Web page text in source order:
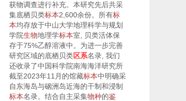
获物调查进行补充。本研究先后共采
集底栖贝类标本2,600余份。所有标
本均存放于中山大学地理科学与规划
学院生物地理学标本室, 贝类活体保
存于75%乙醇溶液中。为进一步完善
研究区域的底栖贝类区系名录, 我们
还收录了中国科学院南海海洋研究所
截至2023年11月的馆藏标本中明确采
自东海岛与硇洲岛近海的干制和浸制
标本名录。结合自主采集物种的鉴